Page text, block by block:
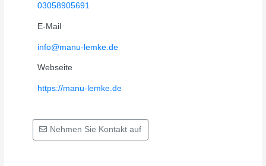
03058905691
E-Mail
info@manu-lemke.de
Webseite
https://manu-lemke.de
Nehmen Sie Kontakt auf